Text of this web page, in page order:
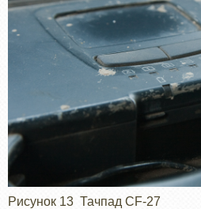
Рисунок 13 Тачпад CF-27